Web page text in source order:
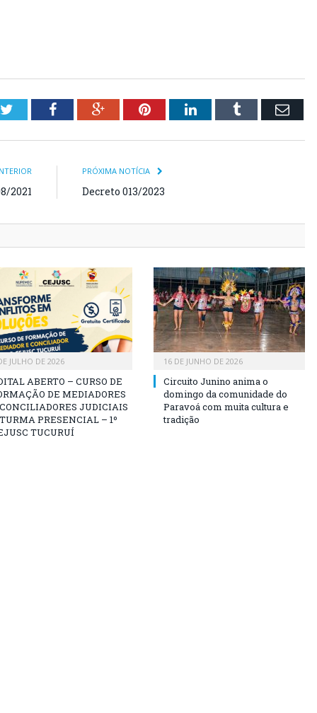
TwitterFacebookGoogle+PinterestLinkedInTumblr Email
2021
PRÓXIMA NOTÍCIA
Decreto 013/2023
JULHO DE 2026
ABERTO – CURSO DE
DE MEDIADORES
JUDICIAIS
PRESENCIAL – 1º
TUCURUÍ
16 DE JUNHO DE 2026
Circuito Junino anima o
domingo da comunidade do
Paravoá com muita cultura e
tradição